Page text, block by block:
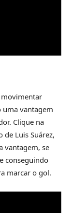
movimentar
uma vantagem
Clique na
Luis Suárez,
vantagem, se
conseguindo
marcar o gol.